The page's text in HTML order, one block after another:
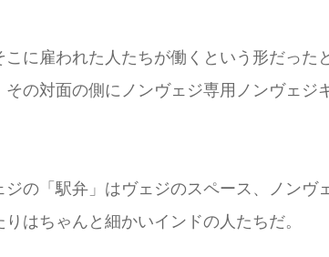
に雇われた人たちが働くという形だっ
の対面の側にノンヴェジ専用ノンヴェジ
ジの「駅弁」はヴェジのスペース、ノン
はちゃんと細かいインドの人たちだ。